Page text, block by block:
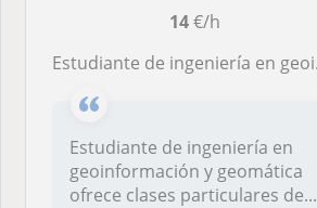
14€/h
Estudiante de ingeniería en geoinformacion y geomatica imparte clases de matemáticas a niños de primaria, eso y bachillerato
Estudiante de ingeniería en
geoinformación y geomática
ofrece clases particulares de...